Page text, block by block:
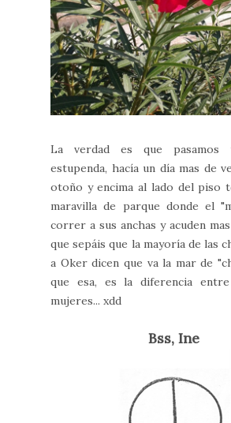
La verdad es que pasamos
estupenda, hacía un día mas de
otoño y encima al lado del piso
maravilla de parque donde el
correr a sus anchas y acuden
que sepáis que la mayoría de las
a Oker dicen que va la mar de
que esa, es la diferencia
mujeres... xdd
Bss, Ine